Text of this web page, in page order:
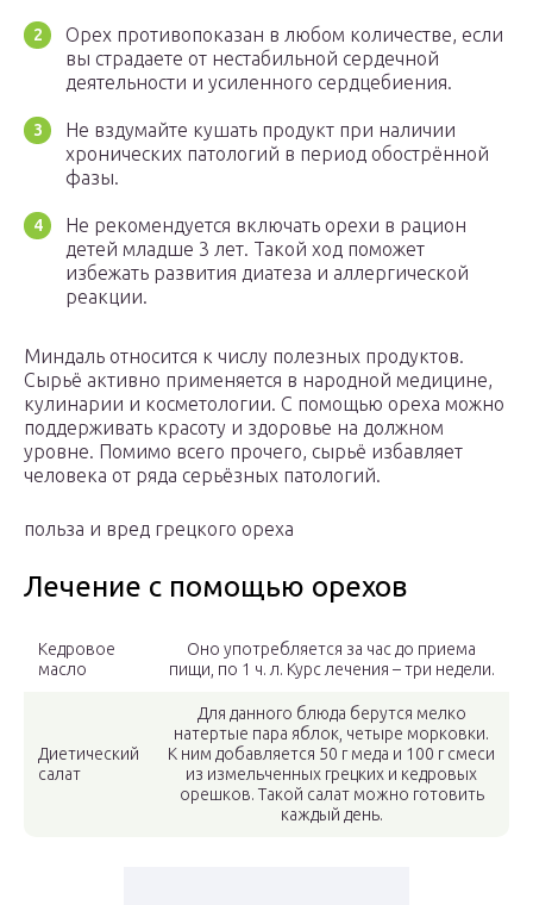
Орех противопоказан в любом количестве, если
вы страдаете от нестабильной сердечной
деятельности и усиленного сердцебиения.
Не вздумайте кушать продукт при наличии
хронических патологий в период обострённой
фазы.
Не рекомендуется включать орехи в рацион
детей младше 3 лет. Такой ход поможет
избежать развития диатеза и аллергической
реакции.
Миндаль относится к числу полезных продуктов.
Сырьё активно применяется в народной медицине,
кулинарии и косметологии. С помощью ореха можно
поддерживать красоту и здоровье на должном
уровне. Помимо всего прочего, сырьё избавляет
человека от ряда серьёзных патологий.
польза и вред грецкого ореха
Лечение с помощью орехов
Кедровое
масло
Оно употребляется за час до приема
пищи, по 1 ч. л. Курс лечения – три недели.
Диетический
салат
Для данного блюда берутся мелко
натертые пара яблок, четыре морковки.
К ним добавляется 50 г меда и 100 г смеси
из измельченных грецких и кедровых
орешков. Такой салат можно готовить
каждый день.